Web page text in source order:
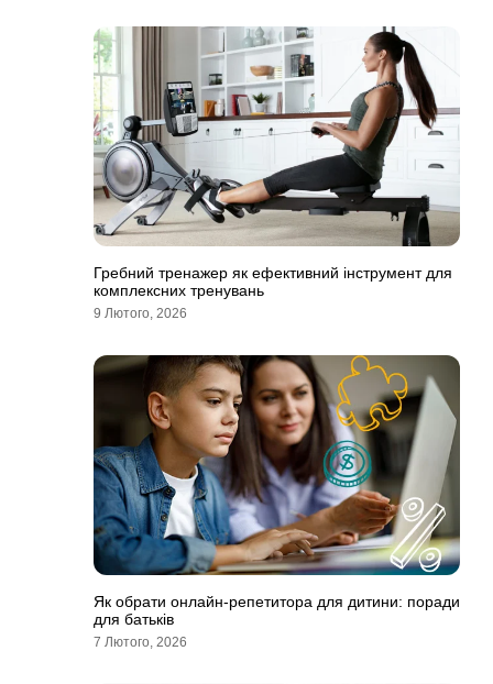
Гребний тренажер як ефективний інструмент для
комплексних тренувань
9 Лютого, 2026
Як обрати онлайн-репетитора для дитини: поради
для батьків
7 Лютого, 2026